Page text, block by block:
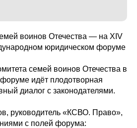
воинов Отечества — на XIV
юридическом форуме
семей воинов Отечества в
идёт плодотворная
диалог с законодателями.
руководитель «КСВО. Право»,
с полей форума: